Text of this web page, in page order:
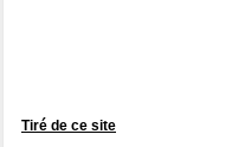
Tiré de ce site